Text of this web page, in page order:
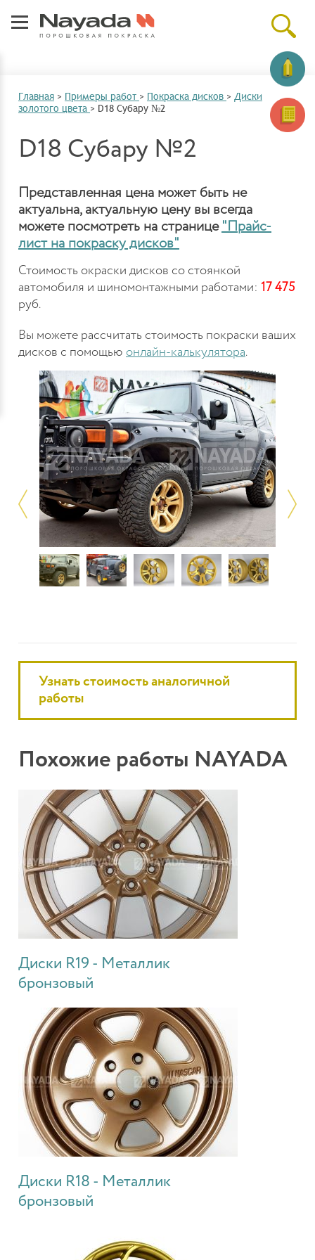
Главная > Примеры работ > Покраска дисков > Диски
золотого цвета > D18 Субару №2
D18 Субару №2
Представленная цена может быть не
актуальна, актуальную цену вы всегда
можете посмотреть на странице "Прайс-
лист на покраску дисков"
Стоимость окраски дисков со стоянкой
автомобиля и шиномонтажными работами: 17 475
руб.
Вы можете рассчитать стоимость покраски ваших
дисков с помощью онлайн-калькулятора.
Узнать стоимость аналогичной
работы
Похожие работы NAYADA
Диски R19 - Металлик
бронзовый
Диски R18 - Металлик
бронзовый